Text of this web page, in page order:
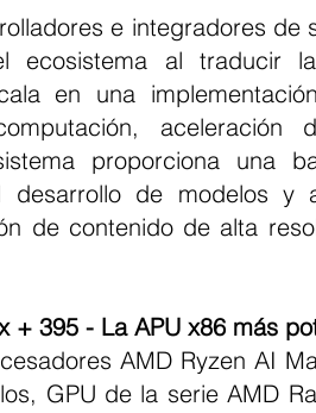
al traducir
en una
proporciona una
de modelos y
de contenido de alta
+ 395 - La APU x86 más
GPU de la serie AMD